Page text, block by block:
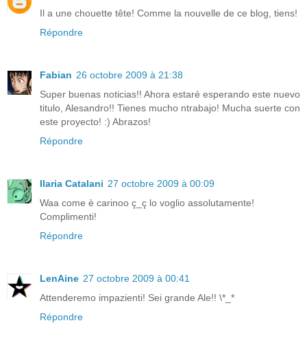
Il a une chouette tête! Comme la nouvelle de ce blog, tiens!
Répondre
Fabian 26 octobre 2009 à 21:38
Super buenas noticias!! Ahora estaré esperando este nuevo
titulo, Alesandro!! Tienes mucho ntrabajo! Mucha suerte con
este proyecto! :) Abrazos!
Répondre
Ilaria Catalani 27 octobre 2009 à 00:09
Waa come è carinoo ç_ç lo voglio assolutamente!
Complimenti!
Répondre
LenAine 27 octobre 2009 à 00:41
Attenderemo impazienti! Sei grande Ale!! \*_*
Répondre